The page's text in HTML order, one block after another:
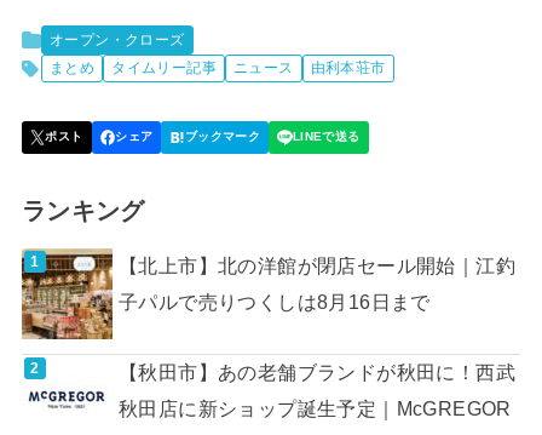
オープン・クローズ
まとめ
タイムリー記事 ニュース 由利本荘市
ランキング
【北上市】北の洋館が閉店セール開始｜江釣
子パルで売りつくしは8月16日まで
【秋田市】あの老舗ブランドが秋田に！西武
秋田店に新ショップ誕生予定｜McGREGOR